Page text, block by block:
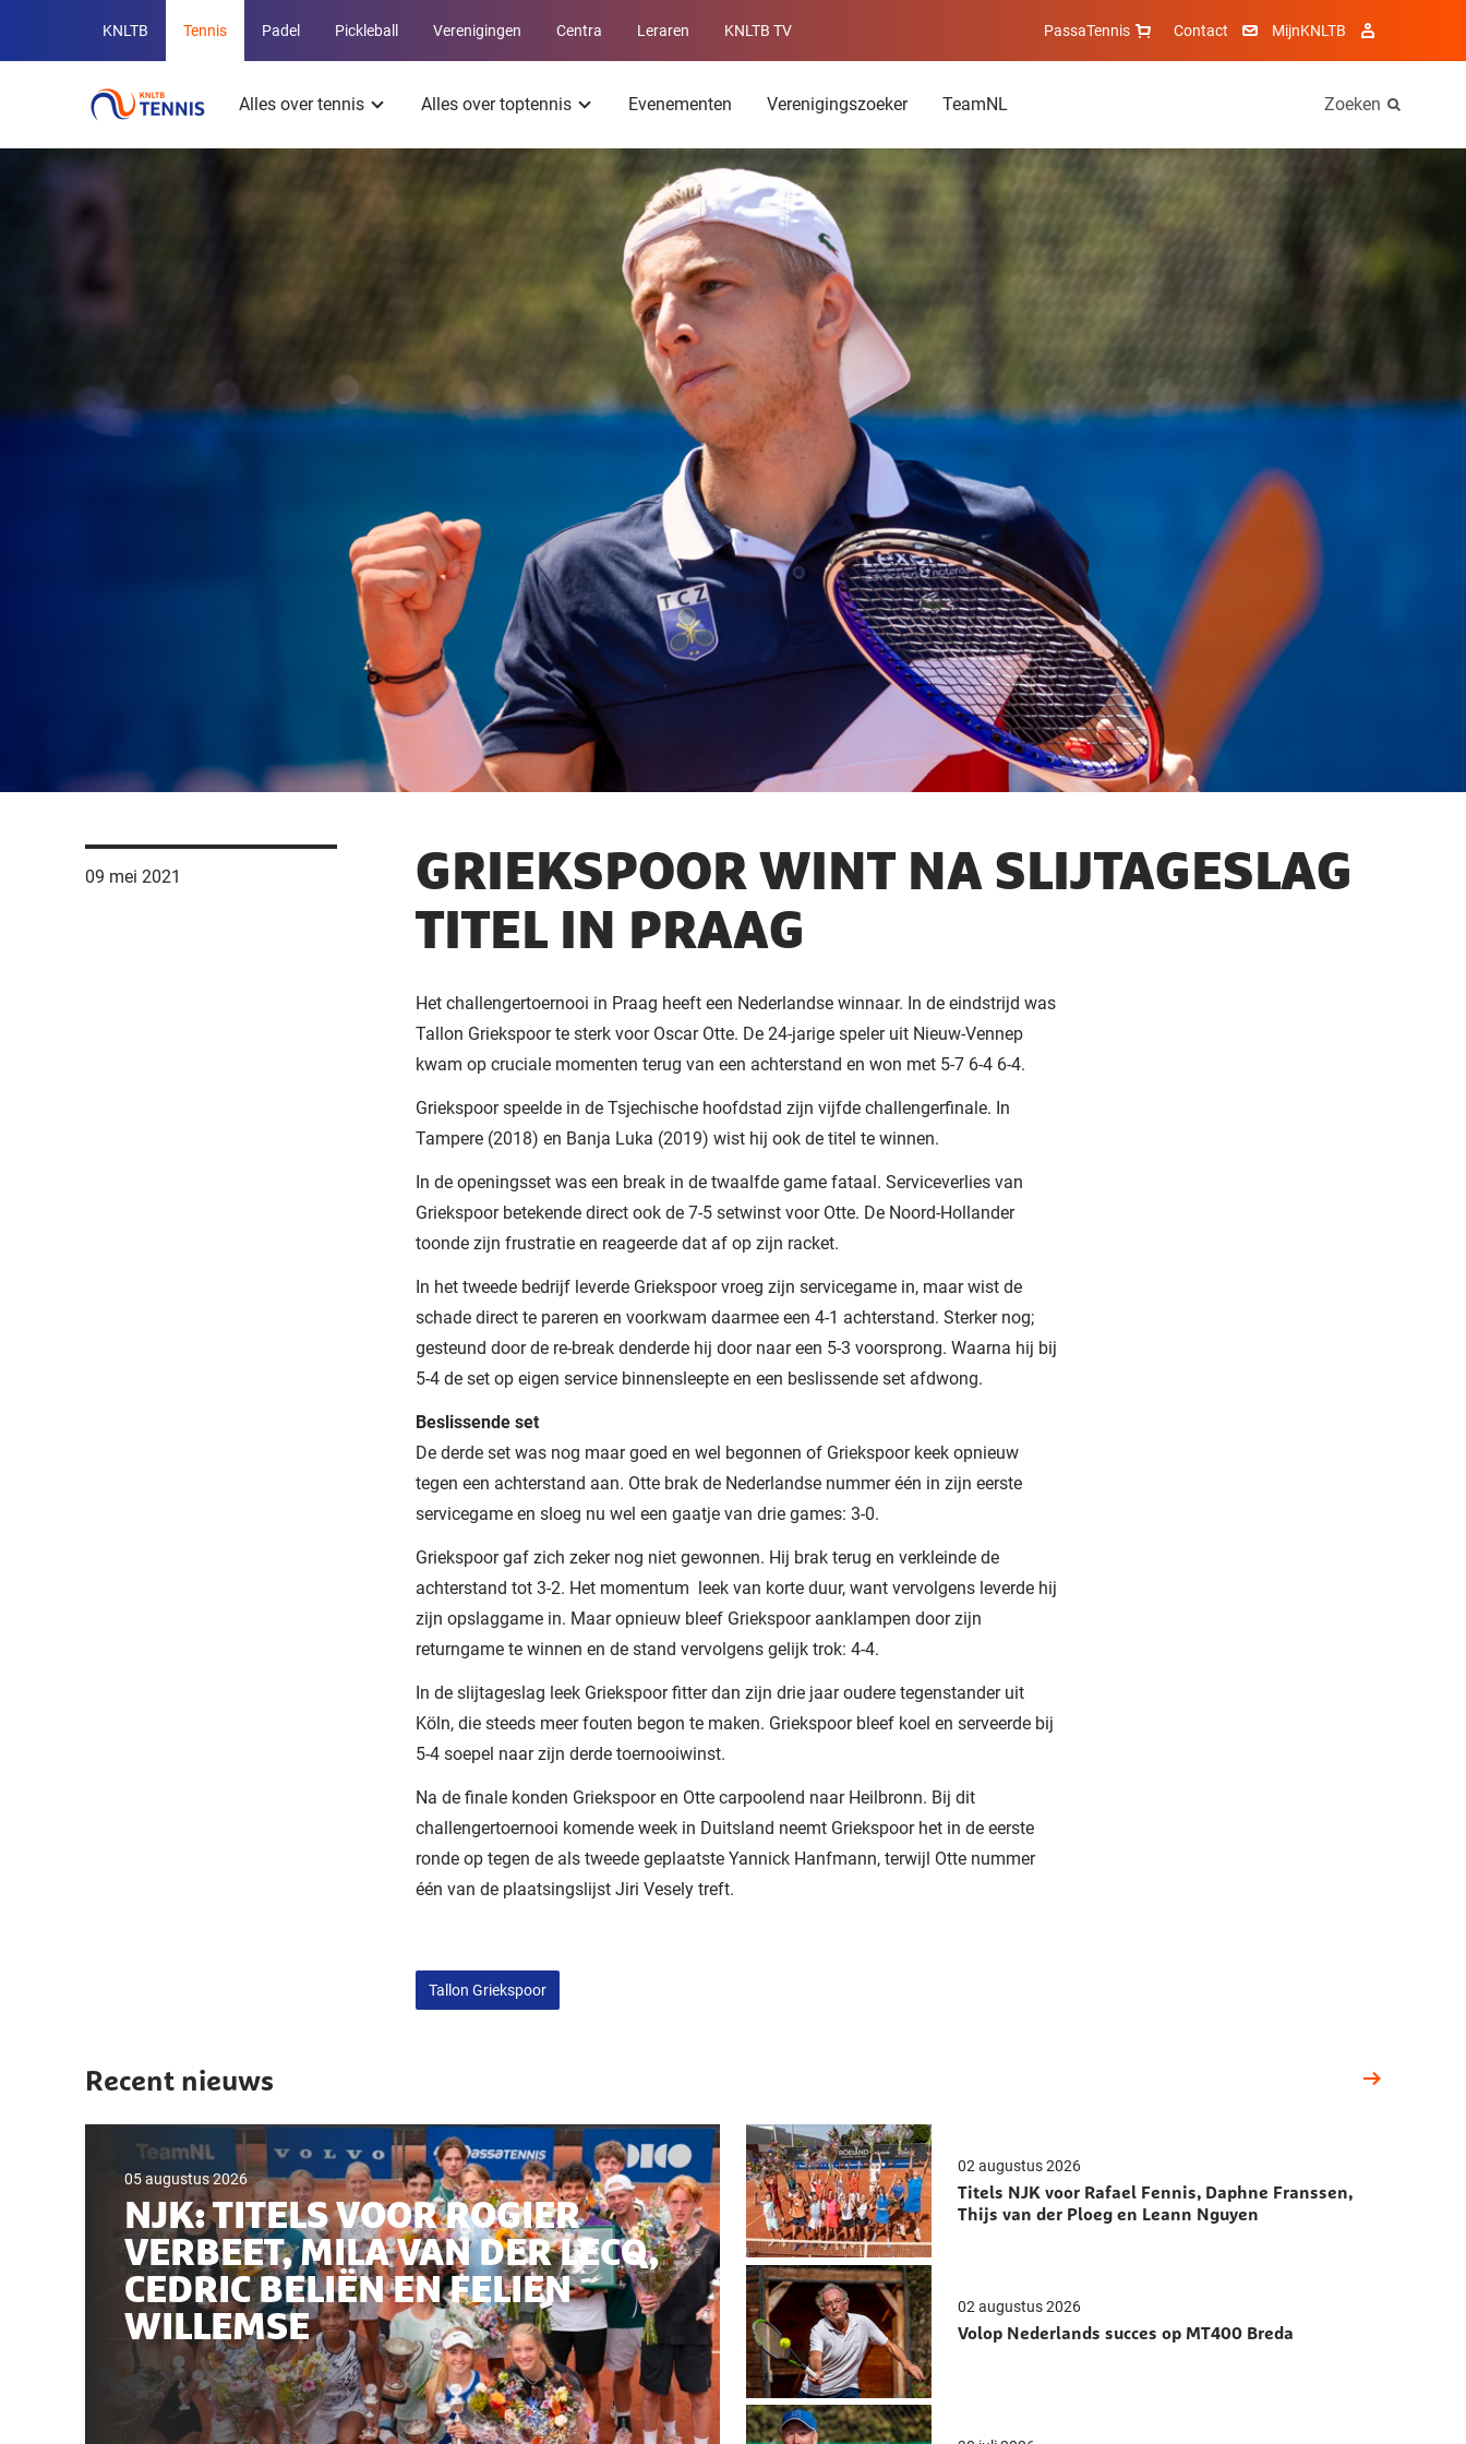
Overige
KNLTB
websites
KNLTB Tennis Padel Pickleball Verenigingen Centra Leraren KNLTB TV PassaTennis Contact MijnKNLTB
Alles over tennis Alles over toptennis Evenementen Verenigingszoeker TeamNL Zoeken
09 mei 2021
GRIEKSPOOR WINT NA SLIJTAGESLAG
TITEL IN PRAAG
Het challengertoernooi in Praag heeft een Nederlandse winnaar. In de eindstrijd was
Tallon Griekspoor te sterk voor Oscar Otte. De 24-jarige speler uit Nieuw-Vennep
kwam op cruciale momenten terug van een achterstand en won met 5-7 6-4 6-4.
Griekspoor speelde in de Tsjechische hoofdstad zijn vijfde challengerfinale. In
Tampere (2018) en Banja Luka (2019) wist hij ook de titel te winnen.
In de openingsset was een break in de twaalfde game fataal. Serviceverlies van
Griekspoor betekende direct ook de 7-5 setwinst voor Otte. De Noord-Hollander
toonde zijn frustratie en reageerde dat af op zijn racket.
In het tweede bedrijf leverde Griekspoor vroeg zijn servicegame in, maar wist de
schade direct te pareren en voorkwam daarmee een 4-1 achterstand. Sterker nog;
gesteund door de re-break denderde hij door naar een 5-3 voorsprong. Waarna hij bij
5-4 de set op eigen service binnensleepte en een beslissende set afdwong.
Beslissende set
De derde set was nog maar goed en wel begonnen of Griekspoor keek opnieuw
tegen een achterstand aan. Otte brak de Nederlandse nummer één in zijn eerste
servicegame en sloeg nu wel een gaatje van drie games: 3-0.
Griekspoor gaf zich zeker nog niet gewonnen. Hij brak terug en verkleinde de
achterstand tot 3-2. Het momentum leek van korte duur, want vervolgens leverde hij
zijn opslaggame in. Maar opnieuw bleef Griekspoor aanklampen door zijn
returngame te winnen en de stand vervolgens gelijk trok: 4-4.
In de slijtageslag leek Griekspoor fitter dan zijn drie jaar oudere tegenstander uit
Köln, die steeds meer fouten begon te maken. Griekspoor bleef koel en serveerde bij
5-4 soepel naar zijn derde toernooiwinst.
Na de finale konden Griekspoor en Otte carpoolend naar Heilbronn. Bij dit
challengertoernooi komende week in Duitsland neemt Griekspoor het in de eerste
ronde op tegen de als tweede geplaatste Yannick Hanfmann, terwijl Otte nummer
één van de plaatsingslijst Jiri Vesely treft.
Tallon Griekspoor
Recent nieuws
05 augustus 2026
NJK: TITELS VOOR ROGIER
VERBEET, MILA VAN DER LECQ,
CEDRIC BELIËN EN FELIEN
WILLEMSE
02 augustus 2026
Titels NJK voor Rafael Fennis, Daphne Franssen,
Thijs van der Ploeg en Leann Nguyen
02 augustus 2026
Volop Nederlands succes op MT400 Breda